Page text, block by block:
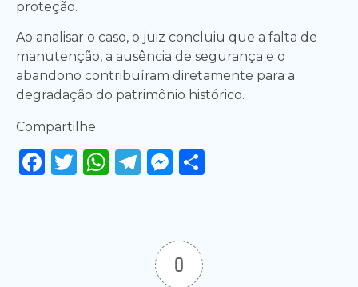
proteção.
Ao analisar o caso, o juiz concluiu que a falta de
manutenção, a ausência de segurança e o
abandono contribuíram diretamente para a
degradação do patrimônio histórico.
Compartilhe
Facebook
Twitter
WhatsApp
Telegram
Messenger
0